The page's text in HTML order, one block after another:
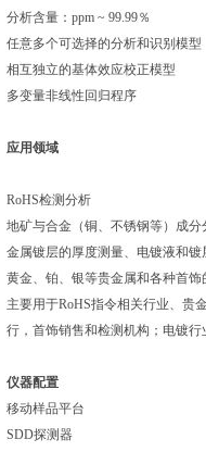
分析含量：ppm ~ 99.99％
任意多个可选择的分析和识别模型
相互独立的基体效应校正模型
多变量非线性回归程序
应用领域
RoHS检测分析
地矿与合金（铜、不锈钢等）成分
金属镀层的厚度测量、电镀液和镀
黄金、铂、银等贵金属和各种首饰
主要用于RoHS指令相关行业、贵
行，首饰销售和检测机构；电镀行
仪器配置
移动样品平台
SDD探测器